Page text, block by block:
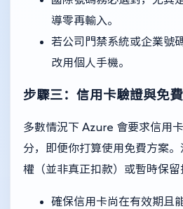
導零再輸入。
若公司門禁系統或企業號
改用個人手機。
步驟三：信用卡驗證與免
多數情況下 Azure 會要求信用
分，即便你打算使用免費方案
權（並非真正扣款）或暫時保留
確保信用卡尚在有效期且